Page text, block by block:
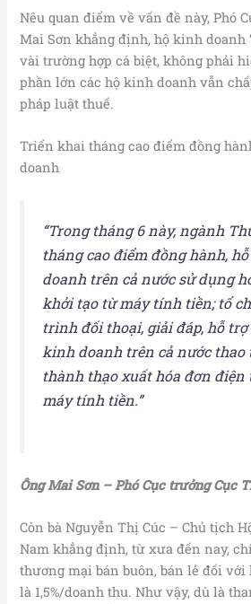
Nêu quan điểm về vấn đề này, Phó
Mai Sơn khẳng định, hộ kinh doanh
vài trường hợp cá biệt, không phải
phần lớn các hộ kinh doanh vẫn
pháp luật thuế.
Triển khai tháng cao điểm đồng
doanh
“Trong tháng 6 này, ngành
tháng cao điểm đồng hành,
doanh trên cả nước sử dụng
khởi tạo từ máy tính tiền; tổ
trình đối thoại, giải đáp, hỗ
kinh doanh trên cả nước thao
thành thạo xuất hóa đơn
máy tính tiền.”
Ông Mai Sơn – Phó Cục trưởng Cục
Còn bà Nguyễn Thị Cúc – Chủ tịch
Nam khẳng định, từ xưa đến nay,
thương mại bán buôn, bán lẻ đối
là 1,5%/doanh thu. Như vậy, dù là